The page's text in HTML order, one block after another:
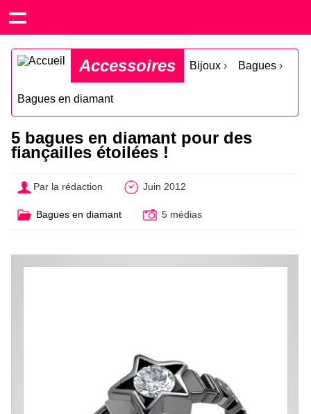
Accessoires Bijoux › Bagues ›
Bagues en diamant
5 bagues en diamant pour des
fiançailles étoilées !
Par la rédaction Juin 2012
Bagues en diamant 5 médias